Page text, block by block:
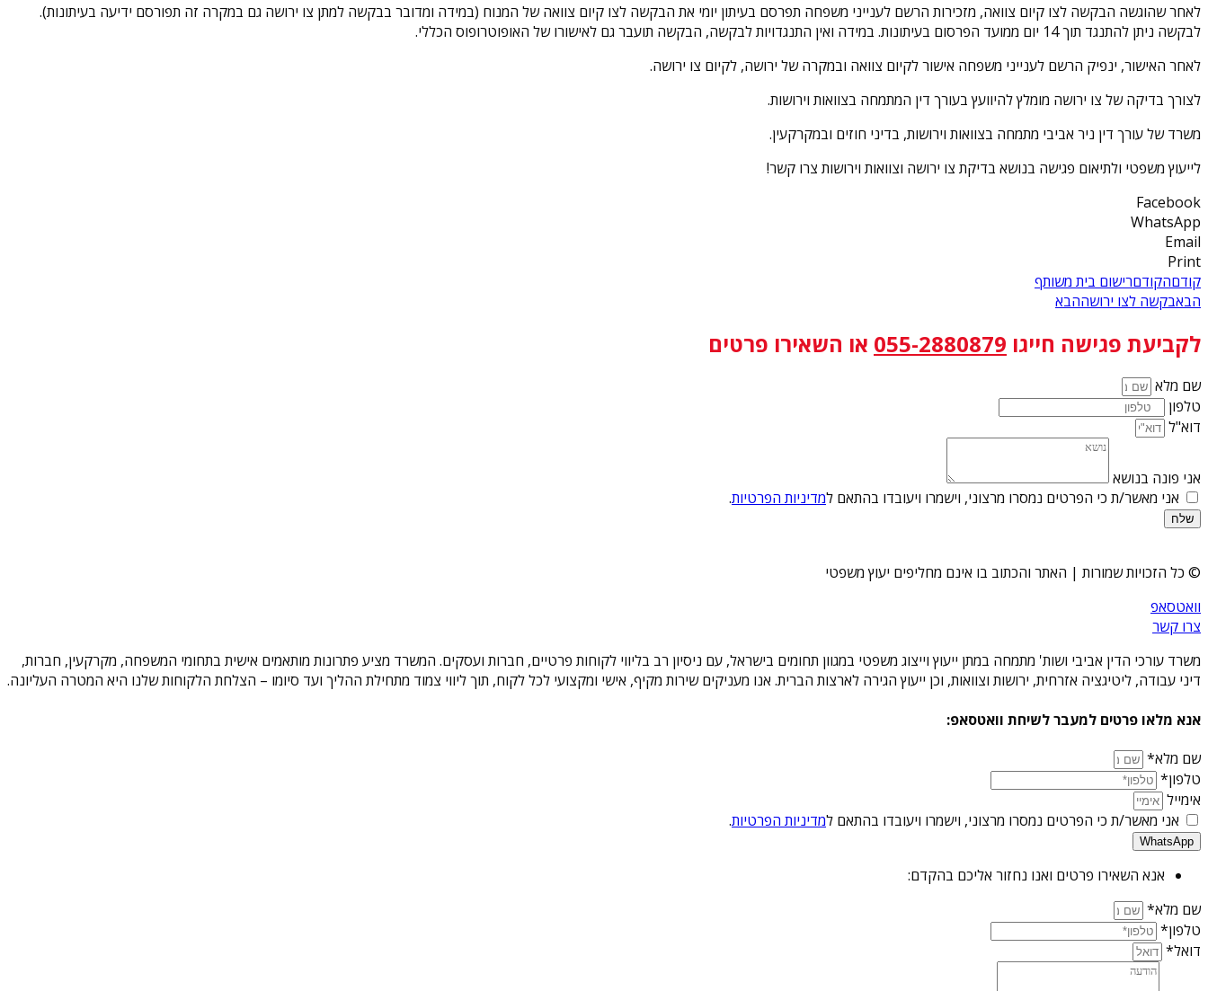
לאחר שהוגשה הבקשה לצו קיום צוואה, מזכירות הרשם לענייני משפחה תפרסם בעיתון יומי את הבקשה לצו קיום צוואה של המנוח (במידה ומדובר בבקשה למתן צו ירושה גם במקרה זה תפורסם ידיעה בעיתונות).
לבקשה ניתן להתנגד תוך 14 יום ממועד הפרסום בעיתונות. במידה ואין התנגדויות לבקשה, הבקשה תועבר גם לאישורו של האופוטרופוס הכללי.
לאחר האישור, ינפיק הרשם לענייני משפחה אישור לקיום צוואה ובמקרה של ירושה, לקיום צו ירושה.
לצורך בדיקה של צו ירושה מומלץ להיוועץ בעורך דין המתמחה בצוואות וירושות.
משרד של עורך דין ניר אביבי מתמחה בצוואות וירושות, בדיני חוזים ובמקרקעין.
לייעוץ משפטי ולתיאום פגישה בנושא בדיקת צו ירושה וצוואות וירושות צרו קשר!
Facebook
WhatsApp
Email
Print
קודםהקודםרישום בית משותף
הבאבקשה לצו ירושההבא
לקביעת פגישה חייגו 055-2880879 או השאירו פרטים
שם מלא
טלפון
דוא"ל
אני פונה בנושא
אני מאשר/ת כי הפרטים נמסרו מרצוני, וישמרו ויעובדו בהתאם למדיניות הפרטיות.
שלח
© כל הזכויות שמורות | האתר והכתוב בו אינם מחליפים יעוץ משפטי
וואטסאפ
צרו קשר
משרד עורכי הדין אביבי ושות' מתמחה במתן ייעוץ וייצוג משפטי במגוון תחומים בישראל, עם ניסיון רב בליווי לקוחות פרטיים, חברות ועסקים. המשרד מציע פתרונות מותאמים אישית בתחומי המשפחה, מקרקעין, חברות,
דיני עבודה, ליטיגציה אזרחית, ירושות וצוואות, וכן ייעוץ הגירה לארצות הברית. אנו מעניקים שירות מקיף, אישי ומקצועי לכל לקוח, תוך ליווי צמוד מתחילת ההליך ועד סיומו – הצלחת הלקוחות שלנו היא המטרה העליונה.
אנא מלאו פרטים למעבר לשיחת וואטסאפ:
שם מלא*
טלפון*
אימייל
אני מאשר/ת כי הפרטים נמסרו מרצוני, וישמרו ויעובדו בהתאם למדיניות הפרטיות.
WhatsApp
אנא השאירו פרטים ואנו נחזור אליכם בהקדם:
שם מלא*
טלפון*
דואל*